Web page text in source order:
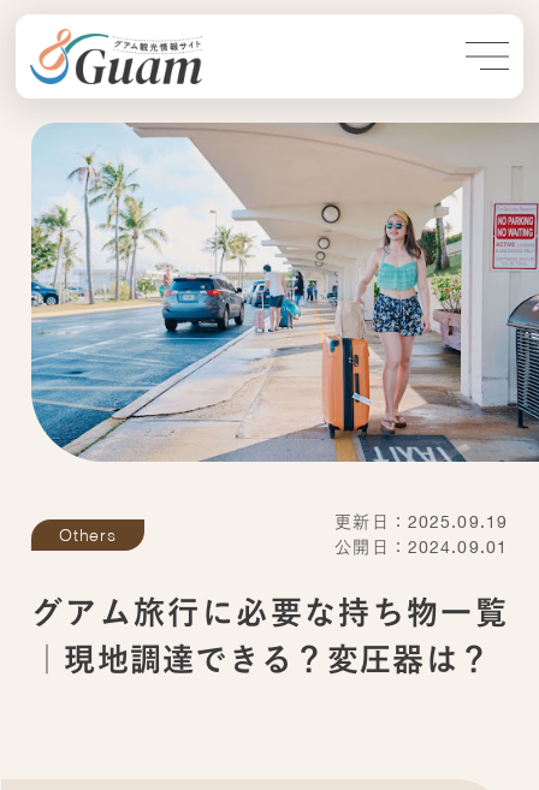
Others
更新日：2025.09.19
公開日：2024.09.01
グアム旅行に必要な持ち物一覧
｜現地調達できる？変圧器は？